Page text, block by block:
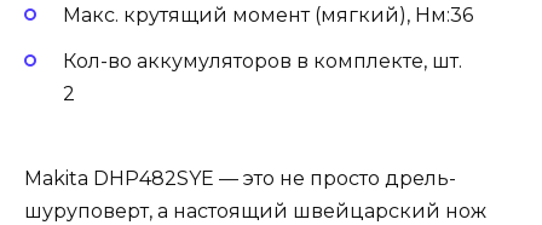
Макс. крутящий момент (мягкий), Нм:36
Кол-во аккумуляторов в комплекте, шт.
2
Makita DHP482SYE — это не просто дрель-
шуруповерт, а настоящий швейцарский нож